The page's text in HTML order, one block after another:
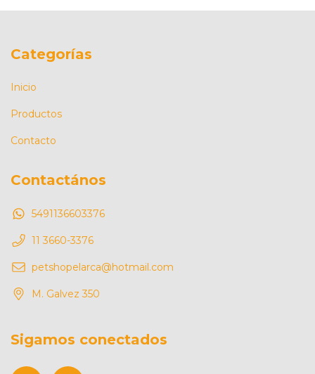
Categorías
Inicio
Productos
Contacto
Contactános
5491136603376
11 3660-3376
petshopelarca@hotmail.com
M. Galvez 350
Sigamos conectados